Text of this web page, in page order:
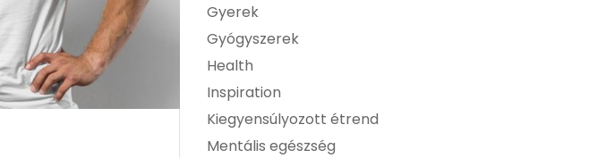
Gyerek
Gyógyszerek
Health
Inspiration
Kiegyensúlyozott étrend
Mentális egészség